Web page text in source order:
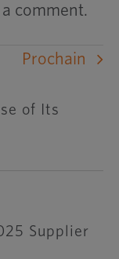
comment.
Prochain
of Its
Supplier